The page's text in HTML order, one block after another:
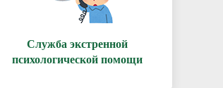
Служба экстренной
психологической помощи